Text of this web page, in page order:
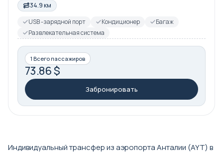
34.9 км
USB -зарядной порт
Кондиционер
Багаж
Развлекательная система
1 Всего пассажиров
73.86 $
Забронировать
Индивидуальный трансфер из аэропорта Анталии (AYT) в